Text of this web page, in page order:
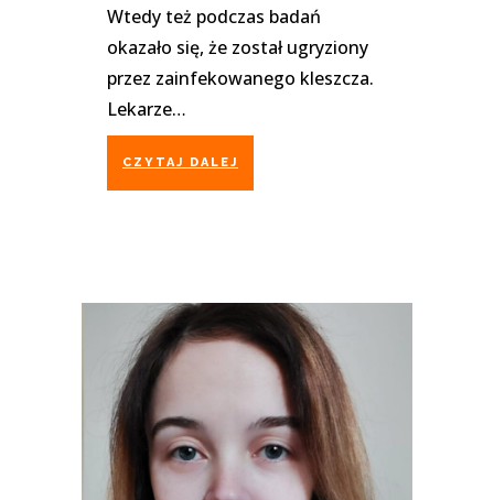
Wtedy też podczas badań
okazało się, że został ugryziony
przez zainfekowanego kleszcza.
Lekarze…
CZYTAJ DALEJ